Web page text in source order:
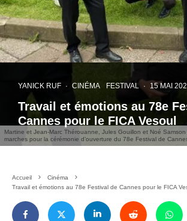
Martine et Jean-Marc Thérouanne, Jules Gouillon et Noé
marches pour la cérémonie d’ouverture du 78e Festival de
YANICK RUF · CINÉMA FESTIVAL · 15 MAI
Travail et émotions au 78e
Cannes pour le FICA Vesoul
Accueil
Cinéma
Travail et émotions au 78e Festival de Cannes pour le FICA